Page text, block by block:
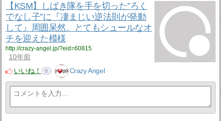
【KSM】しばき隊を手を切った”ろく
でなし子”に『凄まじい逆法則が発動
して』周囲呆然。とてもシュールなオ
チを迎えた模様
http://crazy-angel.jp/?eid=60815
10年前
いいね！
0 Crazy Angel